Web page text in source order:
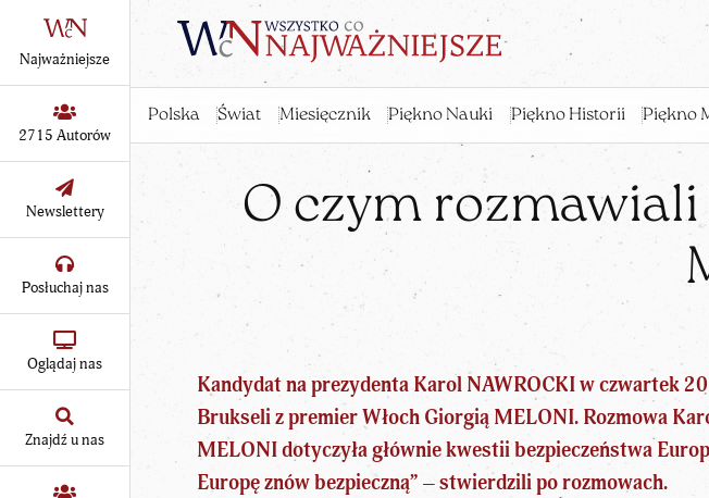
Polska Świat Miesięcznik Piękno Nauki Piękno Historii Piękno
Najważniejsze
2715 Autorów
Newslettery
Posłuchaj nas
Oglądaj nas
Znajdź u nas
O czym rozmawiali
Kandydat na prezydenta Karol NAWROCKIw czwartek
Brukseli z premier Włoch Giorgią MELONI. Rozmowa
MELONI dotyczyła głównie kwestii bezpieczeństwa
Europę znów bezpieczną” – stwierdzili po rozmowach.